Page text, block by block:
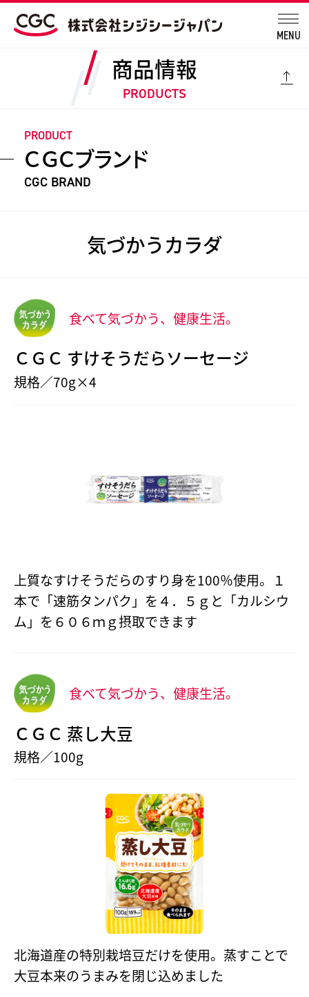
MENU
商品情報
PRODUCTS
PRODUCT
ＣＧＣブランド
CGC BRAND
気づかうカラダ
食べて気づかう、健康生活。
ＣＧＣ すけそうだらソーセージ
規格／70g×4
上質なすけそうだらのすり身を100％使用。１
本で「速筋タンパク」を４．５ｇと「カルシウ
ム」を６０６ｍｇ摂取できます
食べて気づかう、健康生活。
ＣＧＣ 蒸し大豆
規格／100g
北海道産の特別栽培豆だけを使用。蒸すことで
大豆本来のうまみを閉じ込めました